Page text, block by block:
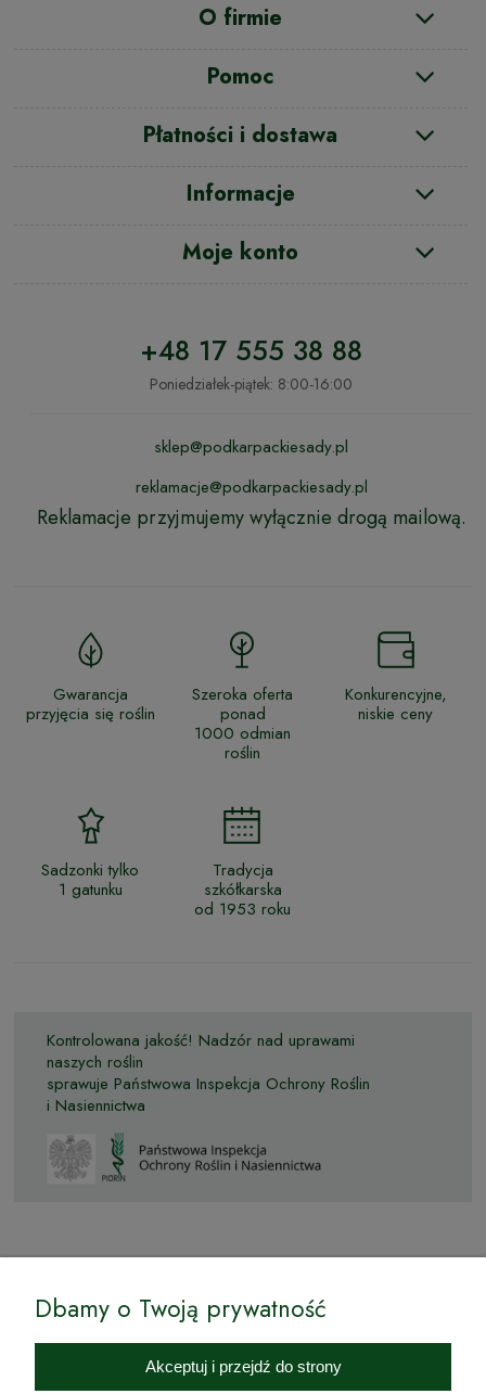
O firmie
Pomoc
Płatności i dostawa
Informacje
Moje konto
+48 17 555 38 88
Poniedziałek-piątek: 8:00-16:00
sklep@podkarpackiesady.pl
reklamacje@podkarpackiesady.pl
Reklamacje przyjmujemy wyłącznie drogą mailową.
Gwarancja
przyjęcia się roślin
Szeroka oferta
ponad
1000 odmian
roślin
Konkurencyjne,
niskie ceny
Sadzonki tylko
1 gatunku
Tradycja
szkółkarska
od 1953 roku
Kontrolowana jakość! Nadzór nad uprawami
naszych roślin
sprawuje Państwowa Inspekcja Ochrony Roślin
i Nasiennictwa
Internetowy Sklep Ogrodniczy Podkarpackie Sady to inicjatywa
podkarpackich szkółkarzy, której zamierzeniem jest wprowadzenie na
rynek wysokiej jakości drzewek owocowych, drzewek ozdobnych oraz
Dbamy o Twoją prywatność
Akceptuj i przejdź do strony